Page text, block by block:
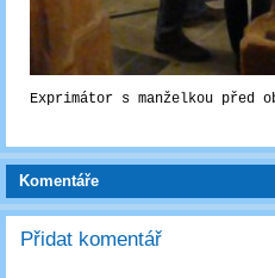
Exprimátor s manželkou před
Komentáře
Přidat komentář